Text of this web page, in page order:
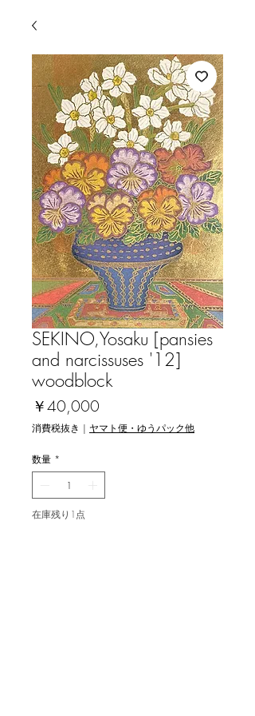
SEKINO,Yosaku [pansies
and narcissuses '12]
woodblock
￥40,000
格
消費税抜き | ヤマト便・ゆうパック他
数量 *
在庫残り1点